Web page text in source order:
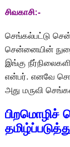
சிவகாசி:-
செங்கல்பட்டு
சென்னையின்
இங்கு
என்பர். எனவே
அது மருவி
பிறமொழிச்